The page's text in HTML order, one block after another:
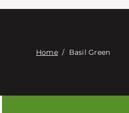
Home/ Basil Green